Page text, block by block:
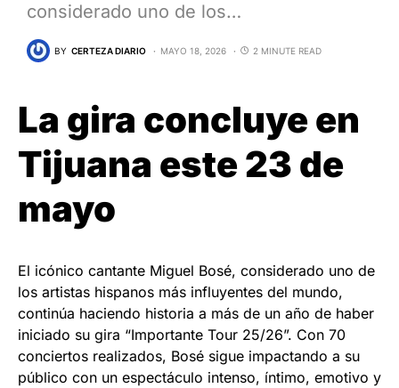
considerado uno de los…
BY CERTEZA DIARIO MAYO 18, 2026 2 MINUTE READ
La gira concluye en
Tijuana este 23 de
mayo
El icónico cantante Miguel Bosé, considerado uno de
los artistas hispanos más influyentes del mundo,
continúa haciendo historia a más de un año de haber
iniciado su gira “Importante Tour 25/26”. Con 70
conciertos realizados, Bosé sigue impactando a su
público con un espectáculo intenso, íntimo, emotivo y